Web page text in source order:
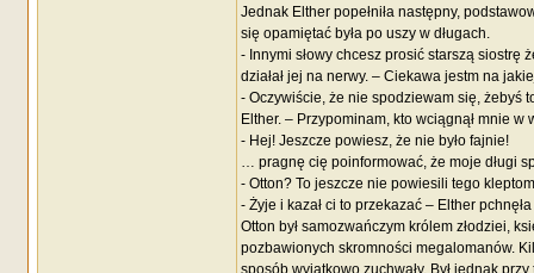
Jednak Elther popełniła następny,
się opamiętać była po uszy w długach.
- Innymi słowy chcesz prosić starszą siostrę
działał jej na nerwy. – Ciekawa jestm na
- Oczywiście, że nie spodziewam się, żebyś
Elther. – Przypominam, kto wciągnął mnie
- Hej! Jeszcze powiesz, że nie było fajnie!
… pragnę cię poinformować, że moje długi
- Otton? To jeszcze nie powiesili tego
- Żyje i kazał ci to przekazać – Elther
Otton był samozwańczym królem złodziei,
pozbawionych skromności megalomanów.
sposób wyjątkowo zuchwały. Był jednak